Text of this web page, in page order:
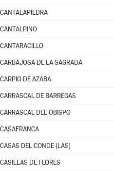
CANTALAPIEDRA
CANTALPINO
CANTARACILLO
CARBAJOSA DE LA SAGRADA
CARPIO DE AZABA
CARRASCAL DE BARREGAS
CARRASCAL DEL OBISPO
CASAFRANCA
CASAS DEL CONDE (LAS)
CASILLAS DE FLORES